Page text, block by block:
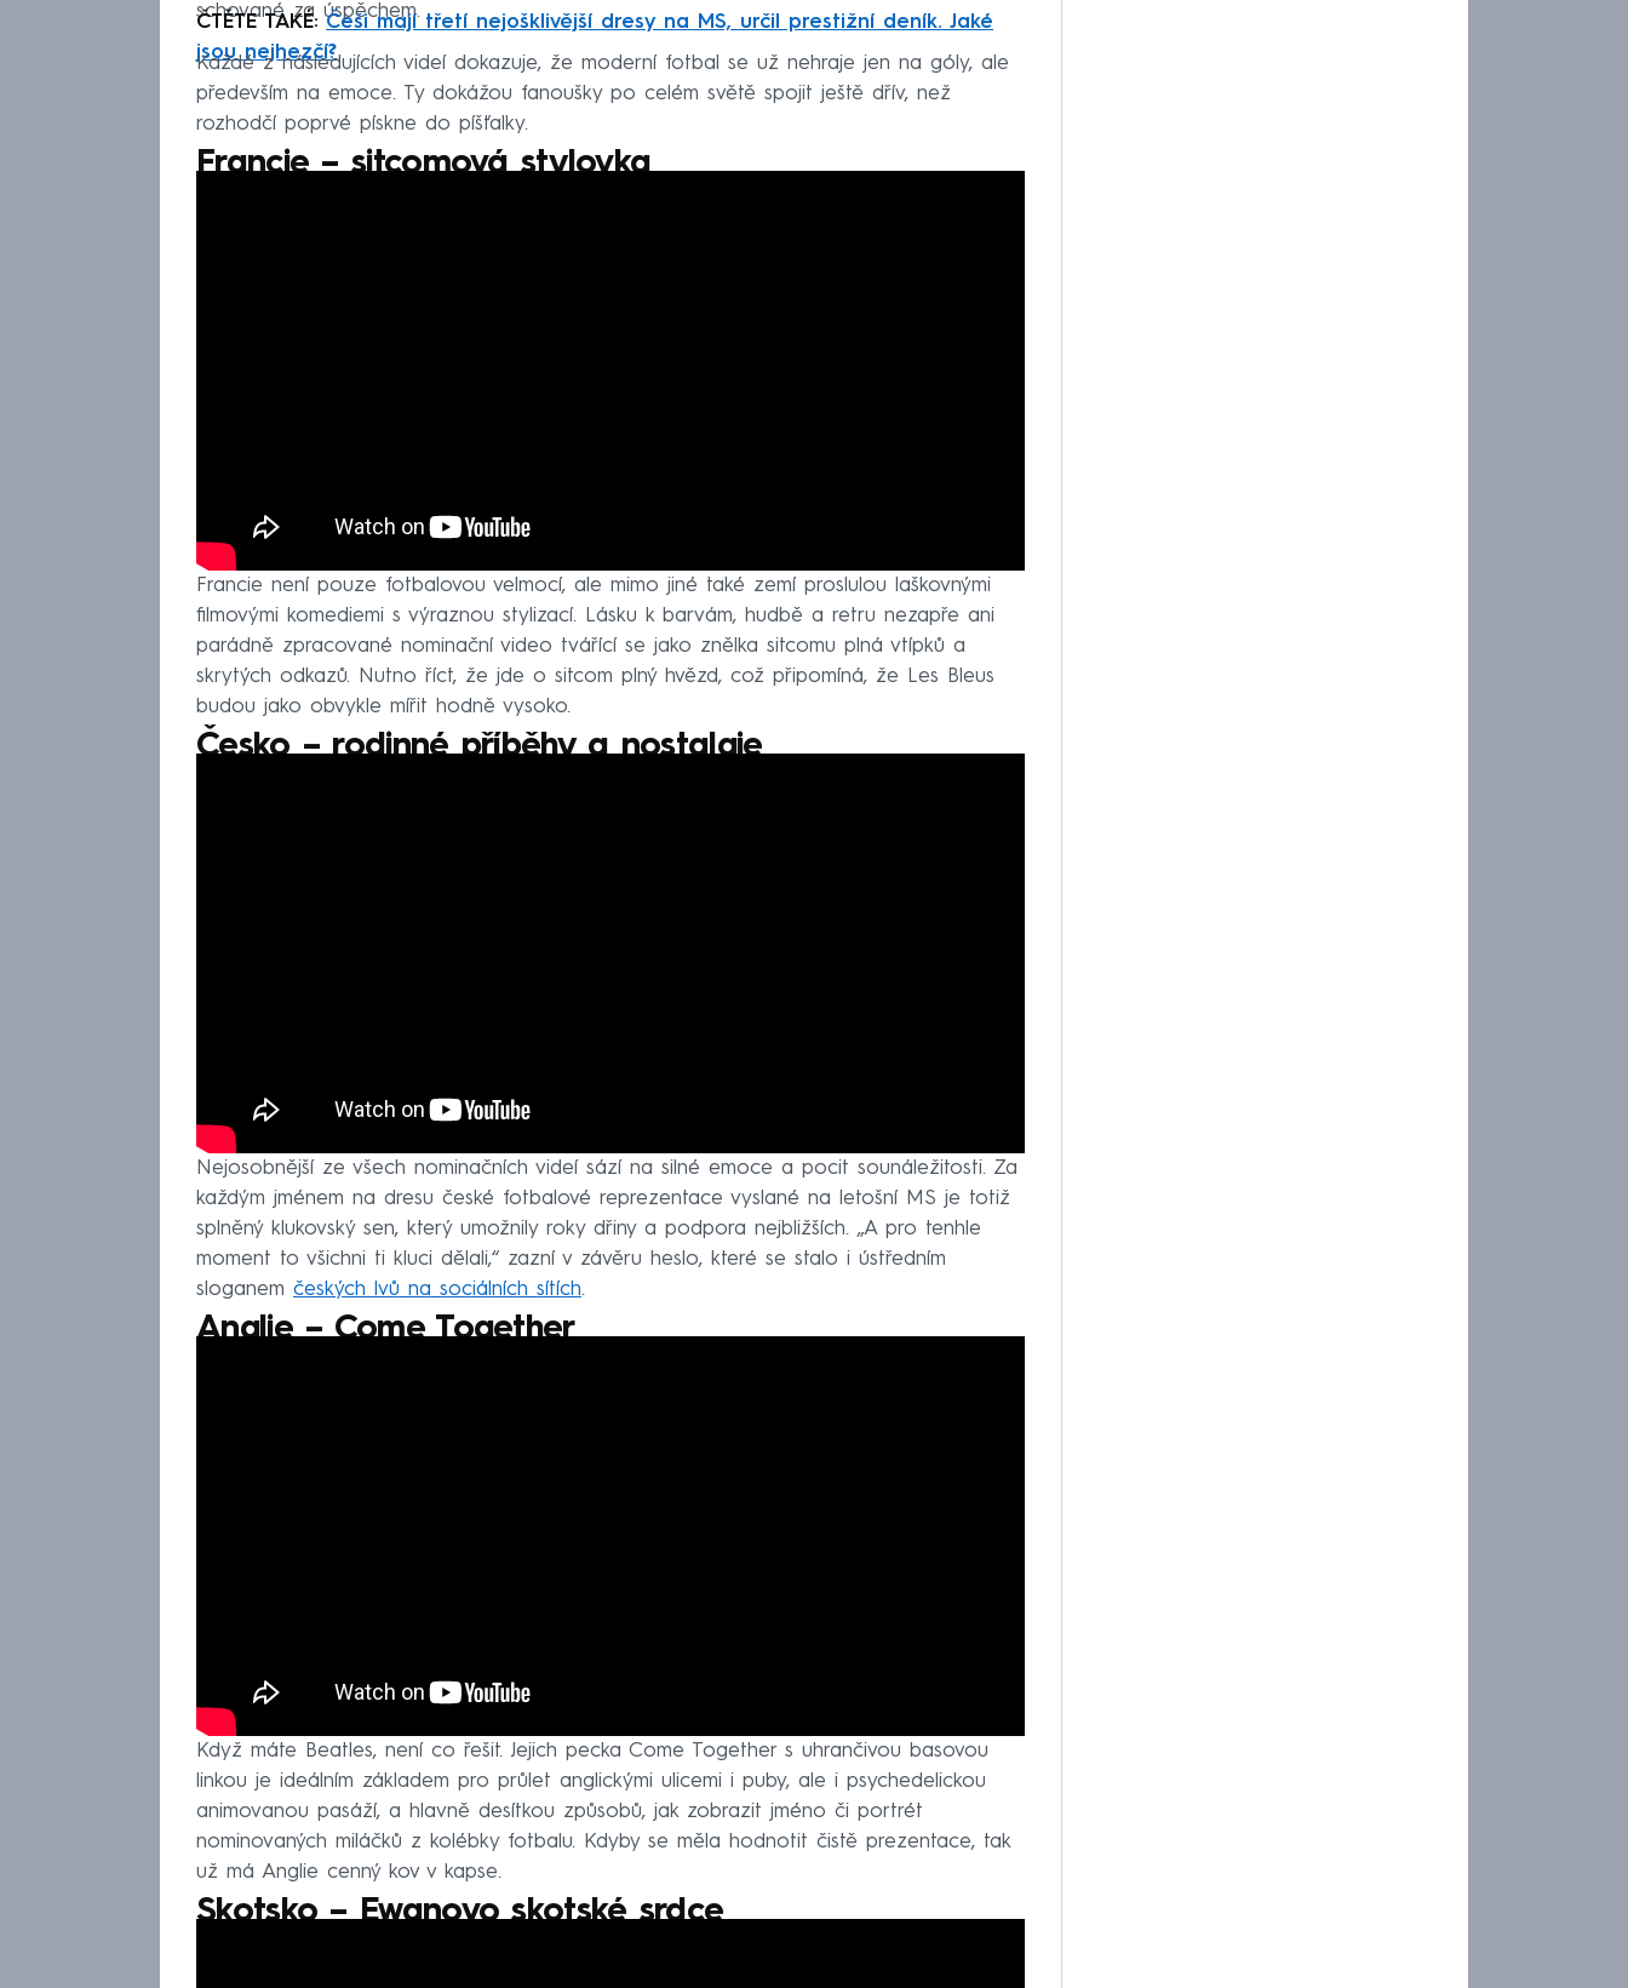
schované za úspěchem.
ČTĚTE TAKÉ:Češi mají třetí nejošklivější dresy na MS, určil prestižní deník. Jaké
jsou nejhezčí?
Každé z následujících videí dokazuje, že moderní fotbal se už nehraje jen na góly, ale
především na emoce. Ty dokážou fanoušky po celém světě spojit ještě dřív, než
rozhodčí poprvé pískne do píšťalky.
Francie – sitcomová stylovka
Francie není pouze fotbalovou velmocí, ale mimo jiné také zemí proslulou laškovnými
filmovými komediemi s výraznou stylizací. Lásku k barvám, hudbě a retru nezapře ani
parádně zpracované nominační video tvářící se jako znělka sitcomu plná vtípků a
skrytých odkazů. Nutno říct, že jde o sitcom plný hvězd, což připomíná, že Les Bleus
budou jako obvykle mířit hodně vysoko.
Česko – rodinné příběhy a nostalgie
Nejosobnější ze všech nominačních videí sází na silné emoce a pocit sounáležitosti. Za
každým jménem na dresu české fotbalové reprezentace vyslané na letošní MS je totiž
splněný klukovský sen, který umožnily roky dřiny a podpora nejbližších. „A pro tenhle
moment to všichni ti kluci dělali,“ zazní v závěru heslo, které se stalo i ústředním
sloganem českých lvů na sociálních sítích.
Anglie – Come Together
Když máte Beatles, není co řešit. Jejich pecka Come Together s uhrančivou basovou
linkou je ideálním základem pro průlet anglickými ulicemi i puby, ale i psychedelickou
animovanou pasáží, a hlavně desítkou způsobů, jak zobrazit jméno či portrét
nominovaných miláčků z kolébky fotbalu. Kdyby se měla hodnotit čistě prezentace, tak
už má Anglie cenný kov v kapse.
Skotsko – Ewanovo skotské srdce